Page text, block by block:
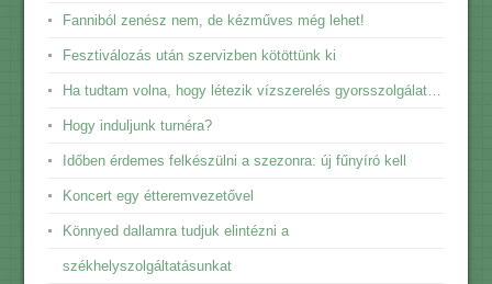
Fanniból zenész nem, de kézműves még lehet!
Fesztiválozás után szervizben kötöttünk ki
Ha tudtam volna, hogy létezik vízszerelés gyorsszolgálat…
Hogy induljunk turnéra?
Időben érdemes felkészülni a szezonra: új fűnyíró kell
Koncert egy étteremvezetővel
Könnyed dallamra tudjuk elintézni a
székhelyszolgáltatásunkat